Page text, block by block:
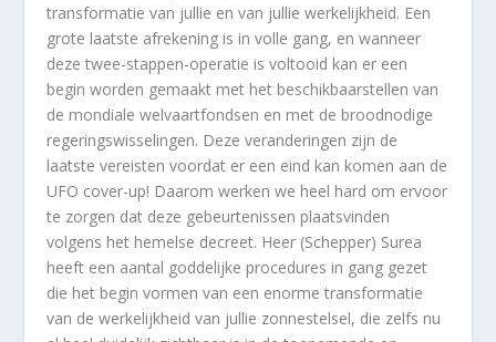
transformatie van jullie en van jullie werkelijkheid. Een
grote laatste afrekening is in volle gang, en wanneer
deze twee-stappen-operatie is voltooid kan er een
begin worden gemaakt met het beschikbaarstellen van
de mondiale welvaartfondsen en met de broodnodige
regeringswisselingen. Deze veranderingen zijn de
laatste vereisten voordat er een eind kan komen aan de
UFO cover-up! Daarom werken we heel hard om ervoor
te zorgen dat deze gebeurtenissen plaatsvinden
volgens het hemelse decreet. Heer (Schepper) Surea
heeft een aantal goddelijke procedures in gang gezet
die het begin vormen van een enorme transformatie
van de werkelijkheid van jullie zonnestelsel, die zelfs nu